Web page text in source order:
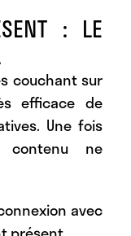
: LE
couchant sur
efficace de
Une fois
ne
avec